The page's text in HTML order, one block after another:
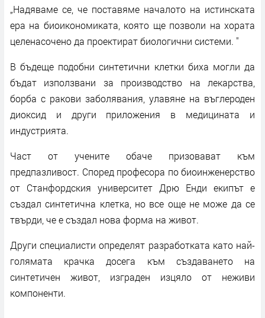
„Надяваме се, че поставяме началото на истинската
ера на биоикономиката, която ще позволи на хората
целенасочено да проектират биологични системи. "
В бъдеще подобни синтетични клетки биха могли да
бъдат използвани за производство на лекарства,
борба с ракови заболявания, улавяне на въглероден
диоксид и други приложения в медицината и
индустрията.
Част от учените обаче призовават към
предпазливост. Според професора по биоинженерство
от Станфордския университет Дрю Енди екипът е
създал синтетична клетка, но все още не може да се
твърди, че е създал нова форма на живот.
Други специалисти определят разработката като най-
голямата крачка досега към създаването на
синтетичен живот, изграден изцяло от неживи
компоненти.